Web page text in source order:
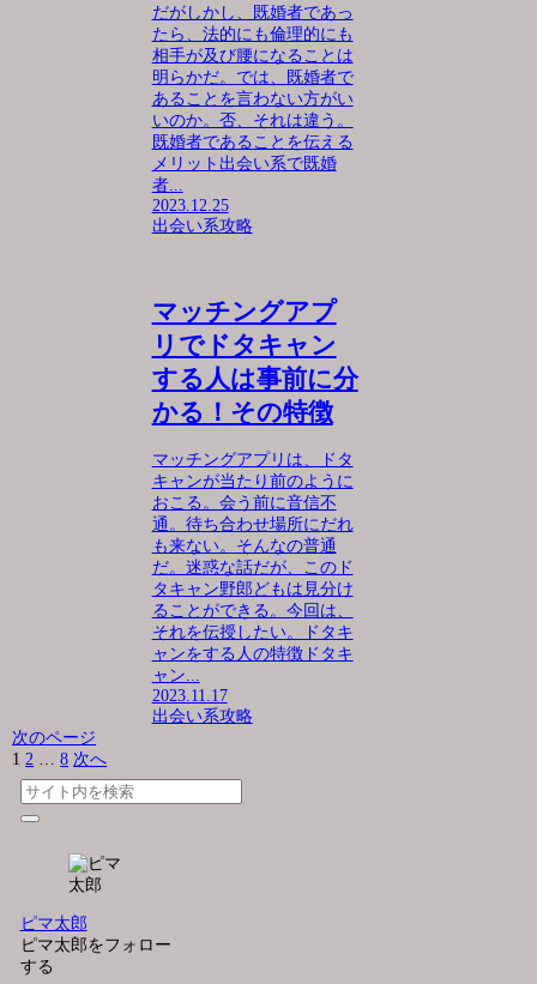
だがしかし、既婚者であっ
たら、法的にも倫理的にも
相手が及び腰になることは
明らかだ。では、既婚者で
あることを言わない方がい
いのか。否、それは違う。
既婚者であることを伝える
メリット出会い系で既婚
者...
2023.12.25
出会い系攻略
マッチングアプ
リでドタキャン
する人は事前に分
かる！その特徴
マッチングアプリは、ドタ
キャンが当たり前のように
おこる。会う前に音信不
通。待ち合わせ場所にだれ
も来ない。そんなの普通
だ。迷惑な話だが、このド
タキャン野郎どもは見分け
ることができる。今回は、
それを伝授したい。ドタキ
ャンをする人の特徴ドタキ
ャン...
2023.11.17
出会い系攻略
次のページ
1 2 … 8 次へ
ピマ太郎
ピマ太郎をフォロー
する